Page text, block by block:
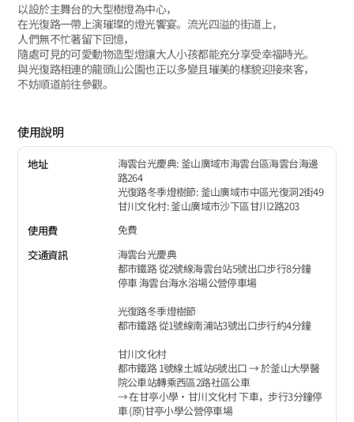
以設於主舞台的大型樹燈為中心，
在光復路一帶上演璀璨的燈光饗宴。流光四溢的街道上，
人們無不忙著留下回憶，
隨處可見的可愛動物造型燈讓大人小孩都能充分享受幸福時光。
與光復路相連的龍頭山公園也正以多變且璀美的樣貌迎接來客，
不妨順道前往參觀。
使用說明
地址
海雲台光慶典: 釜山廣域市海雲台區海雲台海邊
路264
光復路冬季燈樹節: 釜山廣域市中區光復洞2街49
甘川文化村: 釜山廣域市沙下區甘川2路203
使用費
免費
交通資訊
海雲台光慶典
都市鐵路 從2號線海雲台站5號出口步行8分鐘
停車 海雲台海水浴場公營停車場
光復路冬季燈樹節
都市鐵路 從1號線南浦站3號出口步行約4分鐘
甘川文化村
都市鐵路 1號線土城站6號出口 → 於釜山大學醫
院公車站轉乘西區2路社區公車
→ 在甘亭小學‧甘川文化村 下車，步行3分鐘停
車 (原)甘亭小學公營停車場